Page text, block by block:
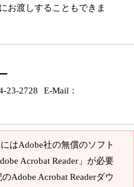
しすることもできま
23-2728 E-Mail ：
はAdobe社の無償のソフト
Acrobat Reader」が必要
Adobe Acrobat Readerダウ